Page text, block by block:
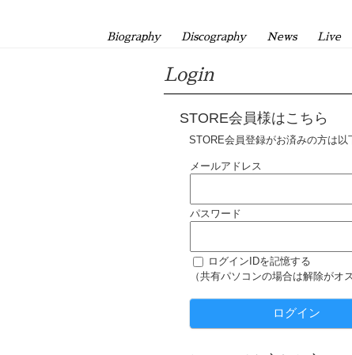
Biography Discography News Live
Login
STORE会員様はこちら
STORE会員登録がお済みの方は以
メールアドレス
パスワード
ログインIDを記憶する
（共有パソコンの場合は解除がオ
ログイン